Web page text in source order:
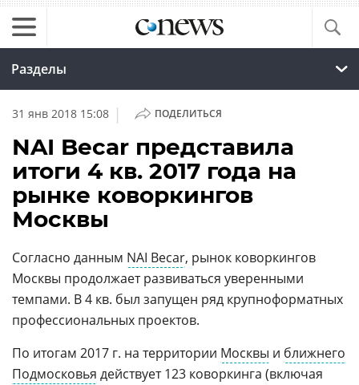
Разделы
31 янв 2018 15:08 | ПОДЕЛИТЬСЯ
NAI Becar представила
итоги 4 кв. 2017 года на
рынке коворкингов
Москвы
Согласно данным NAI Becar, рынок коворкингов
Москвы продолжает развиваться уверенными
темпами. В 4 кв. был запущен ряд крупноформатных
профессиональных проектов.
По итогам 2017 г. на территории Москвы и ближнего
Подмосковья действует 123 коворкинга (включая